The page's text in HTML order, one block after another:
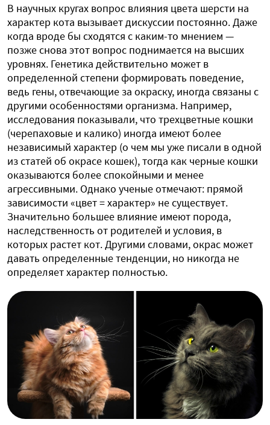
В научных кругах вопрос влияния цвета шерсти на
характер кота вызывает дискуссии постоянно. Даже
когда вроде бы сходятся с каким-то мнением —
позже снова этот вопрос поднимается на высших
уровнях. Генетика действительно может в
определенной степени формировать поведение,
ведь гены, отвечающие за окраску, иногда связаны с
другими особенностями организма. Например,
исследования показывали, что трехцветные кошки
(черепаховые и калико) иногда имеют более
независимый характер (о чем мы уже писали в одной
из статей об окрасе кошек), тогда как черные кошки
оказываются более спокойными и менее
агрессивными. Однако ученые отмечают: прямой
зависимости «цвет = характер» не существует.
Значительно большее влияние имеют порода,
наследственность от родителей и условия, в
которых растет кот. Другими словами, окрас может
давать определенные тенденции, но никогда не
определяет характер полностью.